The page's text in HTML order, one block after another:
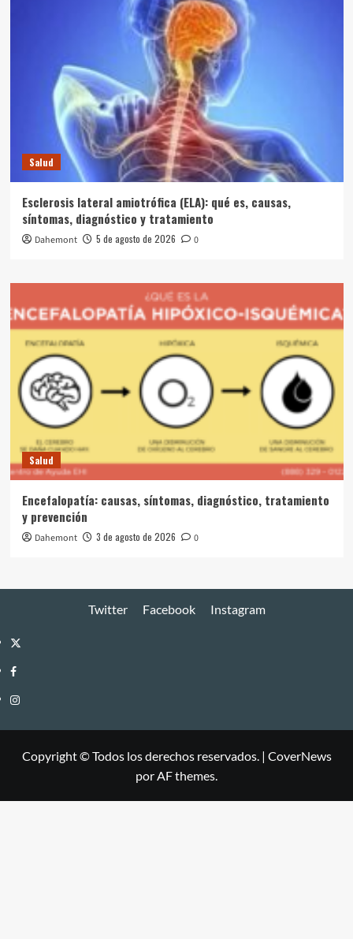
Salud
Esclerosis lateral amiotrófica (ELA): qué es, causas,
síntomas, diagnóstico y tratamiento
Dahemont 5 de agosto de 2026 0
Salud
Encefalopatía: causas, síntomas, diagnóstico, tratamiento
y prevención
Dahemont 3 de agosto de 2026 0
Twitter Facebook Instagram
Twitter
Facebook
Instagram
Copyright © Todos los derechos reservados. | CoverNews
por AF themes.